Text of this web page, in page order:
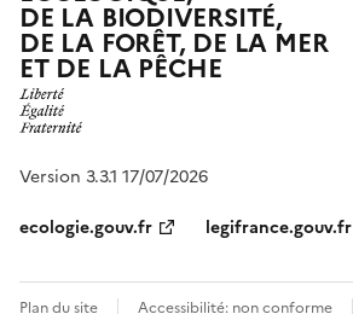
DE LA BIODIVERSITÉ,
DE LA FORÊT, DE LA MER
ET DE LA PÊCHE
Version 3.3.1 17/07/2026
ecologie.gouv.fr
legifrance.gouv.fr
Plan du site Accessibilité: non conforme